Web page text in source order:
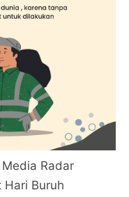
Radar
Hari Buruh